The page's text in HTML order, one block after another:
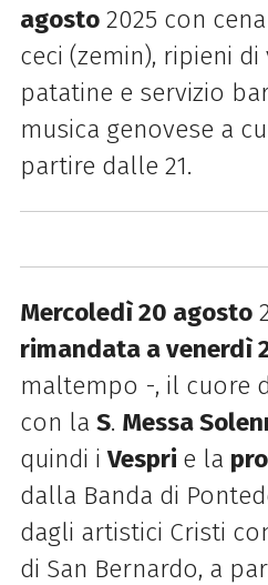
agosto2025 con
ceci (zemin), ripieni
patatine e servizio
musica genovese a
partire dalle 21.
Mercoledì 20 agosto
rimandata a venerdì
maltempo -, il cuore
con la S. Messa
quindi iVespri e la
dalla Banda di
dagli artistici Cristi
di San Bernardo, a